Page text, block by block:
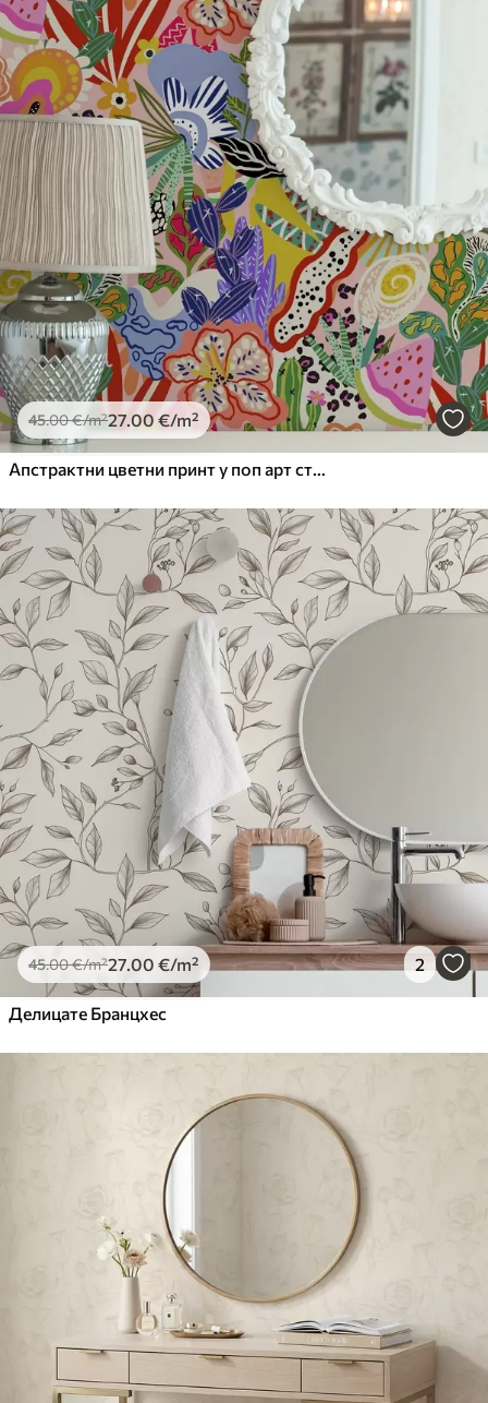
обрадом лакова могу се очистити
водом.
Метод примене Беспрекорна апликација
Доступни материјали
Standard
45 .00 27.00 /m²
Premium
56.6734.00€/m²
Premium Vinil
65.00 39.00€/m²
45.00€/m²27.00 €/m²
Апстрактни цветни принт у поп арт стилу
45.00€/m²27.00 €/m² 2
Делицате Бранцхес